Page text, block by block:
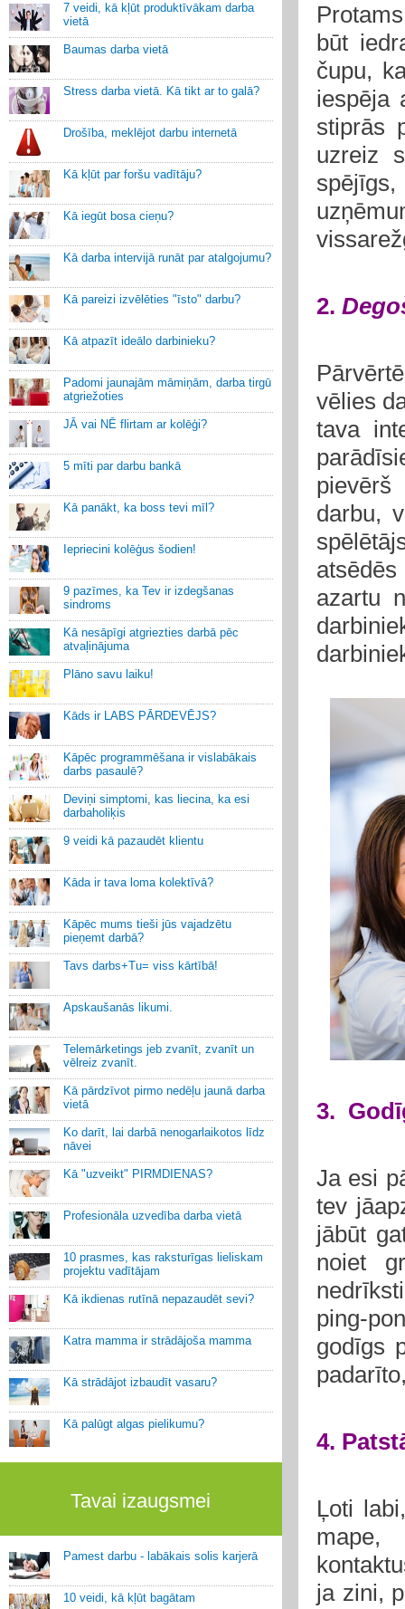
7 veidi, kā kļūt produktīvākam darba
vietā
Baumas darba vietā
Stress darba vietā. Kā tikt ar to galā?
Drošība, meklējot darbu internetā
Kā kļūt par foršu vadītāju?
Kā iegūt bosa cieņu?
Kā darba intervijā runāt par atalgojumu?
Kā pareizi izvēlēties "īsto" darbu?
Kā atpazīt ideālo darbinieku?
Padomi jaunajām māmiņām, darba tirgū
atgriežoties
JĀ vai NĒ flirtam ar kolēģi?
5 mīti par darbu bankā
Kā panākt, ka boss tevi mīl?
Iepriecini kolēģus šodien!
9 pazīmes, ka Tev ir izdegšanas
sindroms
Kā nesāpīgi atgriezties darbā pēc
atvaļinājuma
Plāno savu laiku!
Kāds ir LABS PĀRDEVĒJS?
Kāpēc programmēšana ir vislabākais
darbs pasaulē?
Deviņi simptomi, kas liecina, ka esi
darbaholiķis
9 veidi kā pazaudēt klientu
Kāda ir tava loma kolektīvā?
Kāpēc mums tieši jūs vajadzētu
pieņemt darbā?
Tavs darbs+Tu= viss kārtībā!
Apskaušanās likumi.
Telemārketings jeb zvanīt, zvanīt un
vēlreiz zvanīt.
Kā pārdzīvot pirmo nedēļu jaunā darba
vietā
Ko darīt, lai darbā nenogarlaikotos līdz
nāvei
Kā "uzveikt" PIRMDIENAS?
Profesionāla uzvedība darba vietā
10 prasmes, kas raksturīgas lieliskam
projektu vadītājam
Kā ikdienas rutīnā nepazaudēt sevi?
Katra mamma ir strādājoša mamma
Kā strādājot izbaudīt vasaru?
Kā palūgt algas pielikumu?
Tavai izaugsmei
Pamest darbu - labākais solis karjerā
10 veidi, kā kļūt bagātam
būt
čupu,
iespēja
stiprās
uzreiz
2.
vēlies
tava
darbu,
azartu
3.
Ja esi
tev
jābūt
noiet
ping-
godīgs
4.
Ļoti
mape,
ja zini,